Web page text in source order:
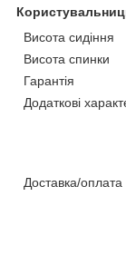
Висота сидіння
Висота спинки
Гарантія
Додаткові
Доставка/оплата